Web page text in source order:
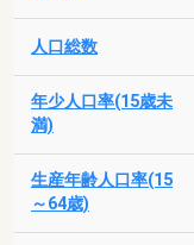
人口総数
年少人口率(15歳未
満)
生産年齢人口率(15
～64歳)